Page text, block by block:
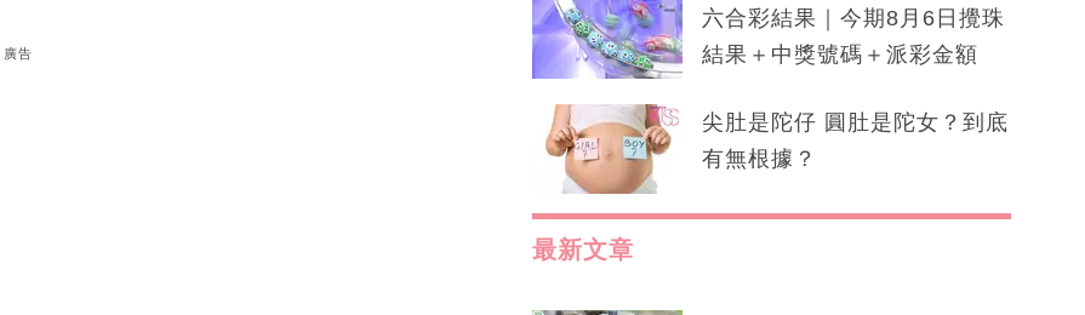
廣告
六合彩結果｜今期8月6日攪珠
結果＋中獎號碼＋派彩金額
尖肚是陀仔 圓肚是陀女？到底
有無根據？
最新文章